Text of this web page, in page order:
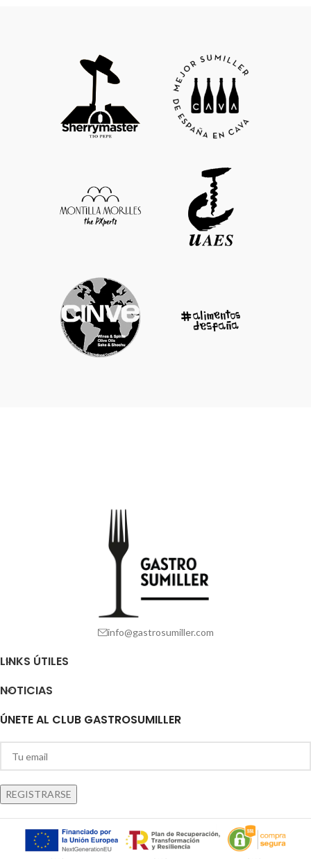
info@gastrosumiller.com
LINKS ÚTILES
NOTICIAS
ÚNETE AL CLUB GASTROSUMILLER